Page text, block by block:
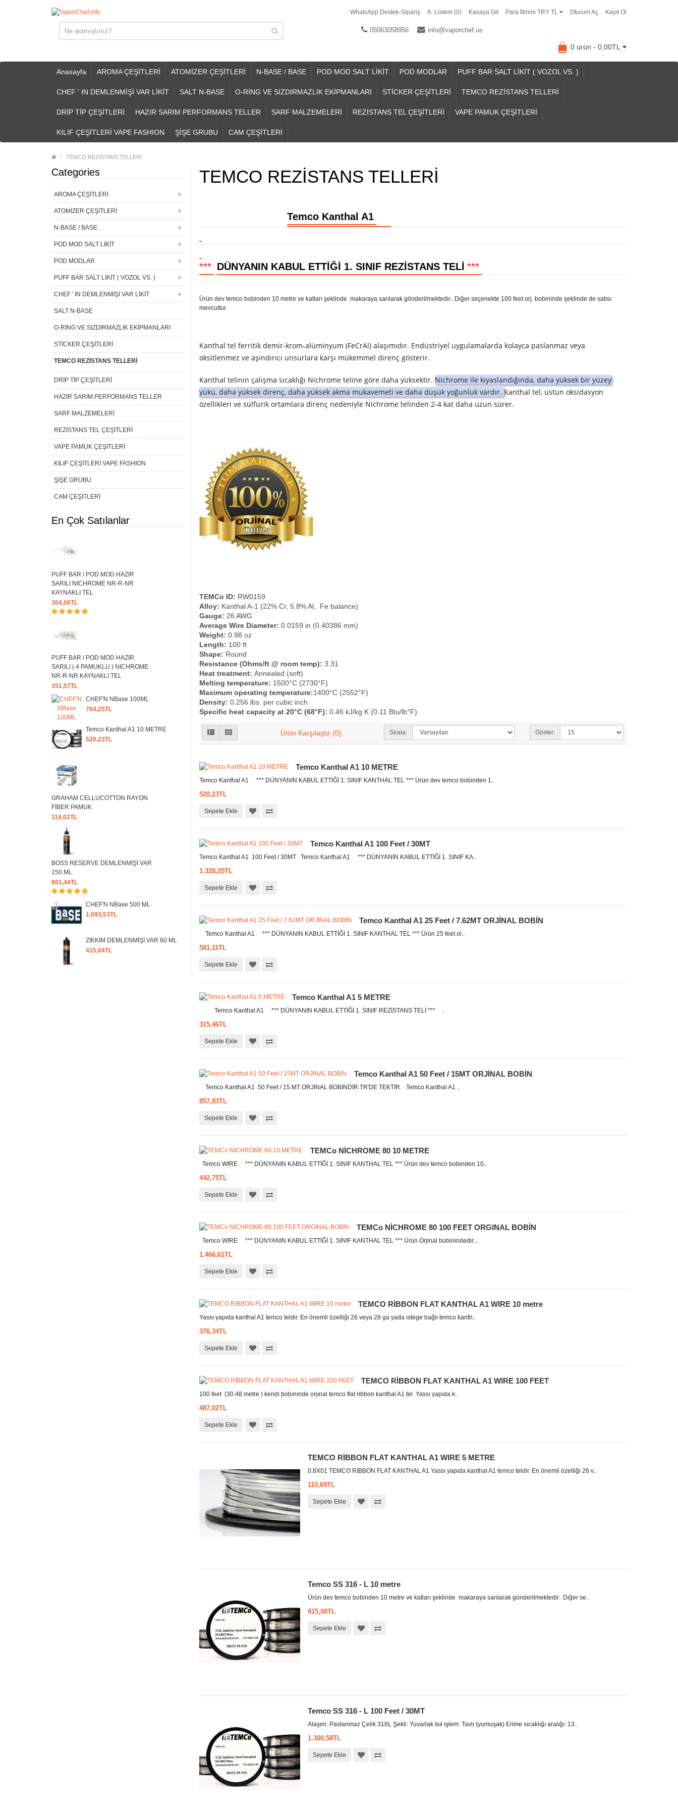
Oturum Aç Kayıt Ol
WhatsApp Destek-Sipariş A. Listem (0) Kasaya Git Para Birimi TRY TL
05063058956 info@vaporchef.us
0 ürün - 0,00TL
Anasayfa AROMA ÇEŞİTLERİ ATOMİZER ÇEŞİTLERİ N-BASE / BASE POD MOD SALT LİKİT POD MODLAR PUFF BAR SALT LİKİT ( VOZOL VS. )
CHEF ' IN DEMLENMİŞİ VAR LİKİT SALT N-BASE O-RİNG VE SIZDIRMAZLIK EKİPMANLARI STİCKER ÇEŞİTLERİ TEMCO REZİSTANS TELLERİ
DRİP TİP ÇEŞİTLERİ HAZIR SARIM PERFORMANS TELLER SARF MALZEMELERİ REZİSTANS TEL ÇEŞİTLERİ VAPE PAMUK ÇEŞİTLERİ
KILIF ÇEŞİTLERİ VAPE FASHION ŞİŞE GRUBU CAM ÇEŞİTLERİ
TEMCO REZİSTANS TELLERİ
Categories
AROMA ÇEŞİTLERİ
ATOMİZER ÇEŞİTLERİ
N-BASE / BASE
POD MOD SALT LİKİT
POD MODLAR
PUFF BAR SALT LİKİT ( VOZOL VS. )
CHEF ' IN DEMLENMİŞİ VAR LİKİT
SALT N-BASE
O-RİNG VE SIZDIRMAZLIK EKİPMANLARI
STİCKER ÇEŞİTLERİ
TEMCO REZİSTANS TELLERİ
DRİP TİP ÇEŞİTLERİ
HAZIR SARIM PERFORMANS TELLER
SARF MALZEMELERİ
REZİSTANS TEL ÇEŞİTLERİ
VAPE PAMUK ÇEŞİTLERİ
KILIF ÇEŞİTLERİ VAPE FASHION
ŞİŞE GRUBU
CAM ÇEŞİTLERİ
En Çok Satılanlar
PUFF BAR / POD MOD HAZIR
SARILI NICHROME NR-R-NR
KAYNAKLI TEL
304,06TL
PUFF BAR / POD MOD HAZIR
SARILI ( 4 PAMUKLU ) NICHROME
NR-R-NR KAYNAKLI TEL
351,57TL
CHEF'N NBase 100ML
764,25TL
Temco Kanthal A1 10 METRE
520,23TL
GRAHAM CELLUCOTTON RAYON
FİBER PAMUK
114,02TL
BOSS RESERVE DEMLENMİŞİ VAR
150 ML
801,44TL
CHEF'N NBase 500 ML
1.093,53TL
ZIKKIM DEMLENMİŞİ VAR 60 ML
415,04TL
TEMCO REZİSTANS TELLERİ
Temco Kanthal A1
*** DÜNYANIN KABUL ETTİĞİ 1. SINIF REZİSTANS TELİ ***
Ürün dev temco bobinden 10 metre ve katları şeklinde makaraya sarılarak gönderilmektedir.. Diğer seçenekte 100 feet orj. bobininde şeklinde de satısı
mevcuttur.
Kanthal tel ferritik demir-krom-alüminyum (FeCrAl) alaşımıdır. Endüstriyel uygulamalarda kolayca paslanmaz veya
oksitlenmez ve aşındırıcı unsurlara karşı mükemmel direnç gösterir.
Kanthal telinin çalışma sıcaklığı Nichrome teline göre daha yüksektir. Nichrome ile kıyaslandığında, daha yüksek bir yüzey
yükü, daha yüksek direnç, daha yüksek akma mukavemeti ve daha düşük yoğunluk vardır. Kanthal tel, üstün oksidasyon
özellikleri ve sülfürik ortamlara direnç nedeniyle Nichrome telinden 2-4 kat daha uzun sürer.
TEMCo ID: RW0159
Alloy: Kanthal A-1 (22% Cr, 5.8% Al, Fe balance)
Gauge: 26 AWG
Average Wire Diameter: 0.0159 in (0.40386 mm)
Weight: 0.98 oz
Length: 100 ft
Shape: Round
Resistance (Ohms/ft @ room temp): 3.31
Heat treatment: Annealed (soft)
Melting temperature: 1500°C (2730°F)
Maximum operating temperature:1400°C (2552°F)
Density: 0.256 lbs. per cubic inch
Specific heat capacity at 20°C (68°F): 0.46 kJ/kg K (0.11 Btu/lb°F)
Ürün Karşılaştır (0) Sırala: Göster:
Temco Kanthal A1 10 METRE
Temco Kanthal A1 *** DÜNYANIN KABUL ETTİĞİ 1. SINIF KANTHAL TEL *** Ürün dev temco bobinden 1..
520,23TL
Sepete Ekle
Temco Kanthal A1 100 Feet / 30MT
Temco Kanthal A1 100 Feet / 30MT Temco Kanthal A1 *** DÜNYANIN KABUL ETTİĞİ 1. SINIF KA..
1.328,25TL
Sepete Ekle
Temco Kanthal A1 25 Feet / 7.62MT ORJİNAL BOBİN
Temco Kanthal A1 *** DÜNYANIN KABUL ETTİĞİ 1. SINIF KANTHAL TEL *** Ürün 25 feet ol..
581,11TL
Sepete Ekle
Temco Kanthal A1 5 METRE
Temco Kanthal A1 *** DÜNYANIN KABUL ETTİĞİ 1. SINIF REZİSTANS TELİ *** ..
315,46TL
Sepete Ekle
Temco Kanthal A1 50 Feet / 15MT ORJİNAL BOBİN
Temco Kanthal A1 50 Feet / 15.MT ORJINAL BOBİNDİR.TR'DE TEKTİR. Temco Kanthal A1 ..
857,83TL
Sepete Ekle
TEMCo NİCHROME 80 10 METRE
Temco WIRE *** DÜNYANIN KABUL ETTİĞİ 1. SINIF KANTHAL TEL *** Ürün dev temco bobinden 10..
442,75TL
Sepete Ekle
TEMCo NİCHROME 80 100 FEET ORGINAL BOBİN
Temco WIRE *** DÜNYANIN KABUL ETTİĞİ 1. SINIF KANTHAL TEL *** Ürün Orjinal bobinindedir...
1.466,61TL
Sepete Ekle
TEMCO RİBBON FLAT KANTHAL A1 WIRE 10 metre
Yassı yapıda kanthal A1 temco teldir. En önemli özelliği 26 veya 28 ga yada ıstege bağlı temco kanth..
376,34TL
Sepete Ekle
TEMCO RİBBON FLAT KANTHAL A1 WIRE 100 FEET
100 feet (30.48 metre ) kendı bobınınde orjınal temco flat ribbon kanthal A1 tel. Yassı yapıda k..
487,02TL
Sepete Ekle
TEMCO RİBBON FLAT KANTHAL A1 WIRE 5 METRE
0.8X01 TEMCO RIBBON FLAT KANTHAL A1 Yassı yapıda kanthal A1 temco teldir. En önemli özelliği 26 v..
110,69TL
Sepete Ekle
Temco SS 316 - L 10 metre
Ürün dev temco bobinden 10 metre ve katları şeklinde makaraya sarılarak gönderilmektedir.. Diğer se..
415,08TL
Sepete Ekle
Temco SS 316 - L 100 Feet / 30MT
Alaşım: Paslanmaz Çelik 316L Şekli: Yuvarlak Isıl işlem: Tavlı (yumuşak) Erime sıcaklığı aralığı: 13..
1.300,58TL
Sepete Ekle